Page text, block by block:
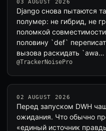
03 AUGUST 2026
Django снова пытаются
полумер: не гибрид, не
поломкой
половину `def`
вызова раскидать `awa…
@TrackerNoisePro
02 AUGUST 2026
Перед запуском DWH
ожидания. Что обычно
«единый источник